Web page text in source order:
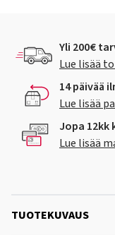
Yli 200€
Lue lisää
14 päivää
Lue lisää
Jopa
Lue lisää
TUOTEKUVAUS